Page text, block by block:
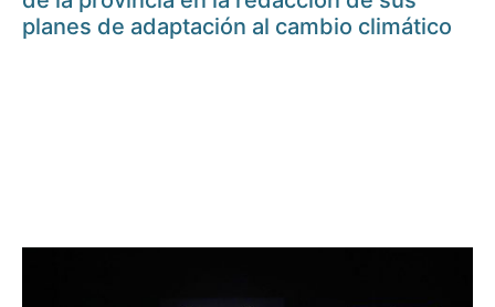
planes de adaptación al cambio climático